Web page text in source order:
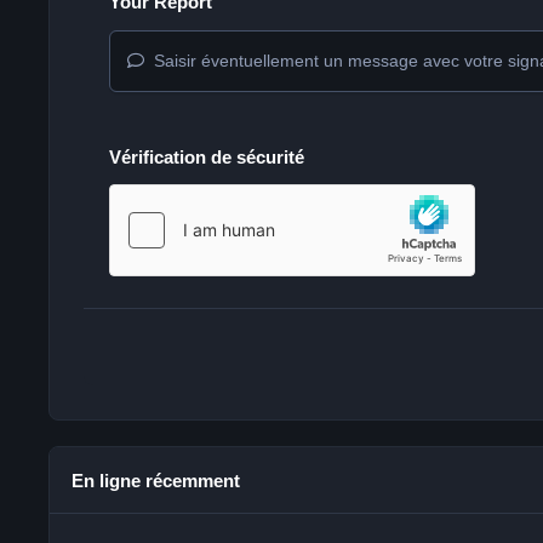
Saisir éventuellement un message avec votre
Vérification de sécurité
En ligne récemment